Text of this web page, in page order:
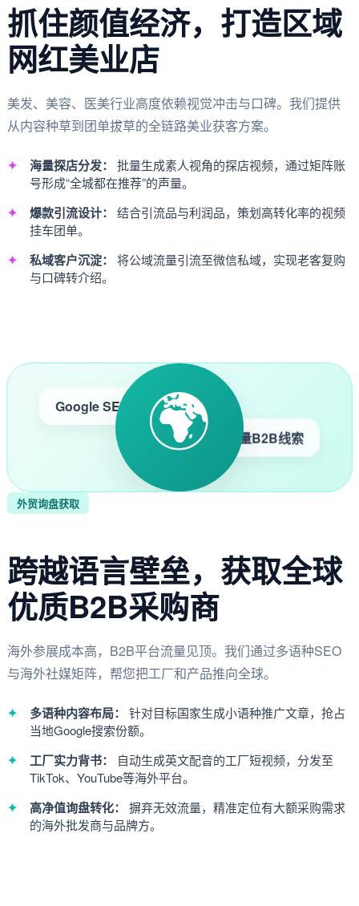
抓住颜值经济，打造区域
网红美业店
美发、美容、医美行业高度依赖视觉冲击与口碑。我们提供
从内容种草到团单拔草的全链路美业获客方案。
海量探店分发：
批量生成素人视角的探店视频，通过矩阵账
号形成“全城都在推荐”的声量。
爆款引流设计：
结合引流品与利润品，策划高转化率的视频
挂车团单。
私域客户沉淀：
将公域流量引流至微信私域，实现老客复购
与口碑转介绍。
🌍
Google SEO
高质量B2B线索
外贸询盘获取
跨越语言壁垒，获取全球
优质B2B采购商
海外参展成本高，B2B平台流量见顶。我们通过多语种SEO
与海外社媒矩阵，帮您把工厂和产品推向全球。
多语种内容布局：
针对目标国家生成小语种推广文章，抢占
当地Google搜索份额。
工厂实力背书：
自动生成英文配音的工厂短视频，分发至
TikTok、YouTube等海外平台。
高净值询盘转化：
摒弃无效流量，精准定位有大额采购需求
的海外批发商与品牌方。